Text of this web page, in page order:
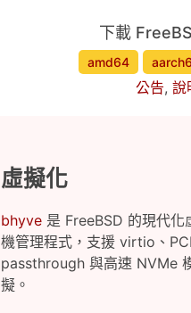
下載
amd64
公告, 說
虛擬化
bhyve 是 FreeBSD 的現代化
機管理程式，支援 virtio、PCI
passthrough 與高速 NVMe
擬。